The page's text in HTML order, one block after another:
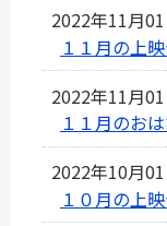
2022年11月
１１月の上
2022年11月
１１月のお
2022年10月
１０月の上